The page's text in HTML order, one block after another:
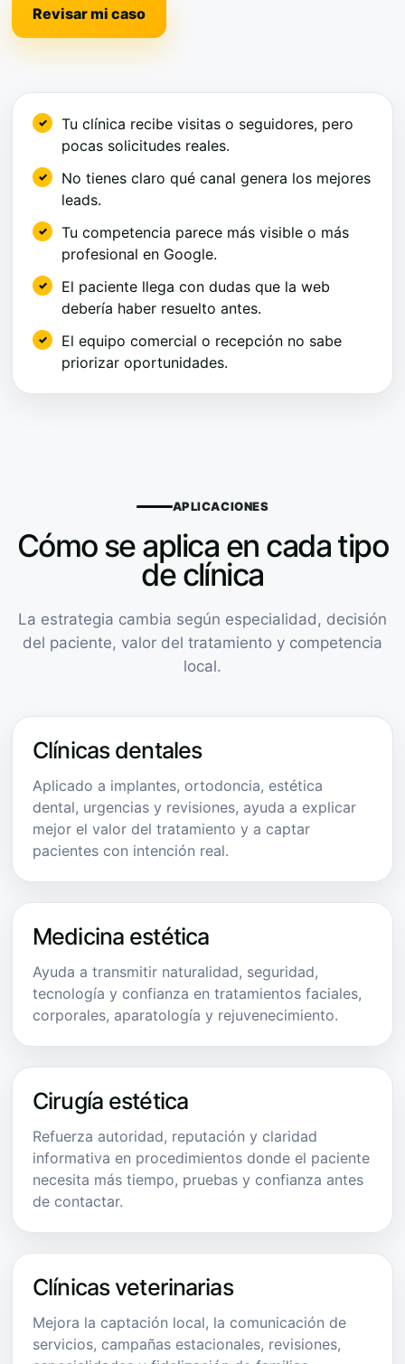
Revisar mi caso
Tu clínica recibe visitas o seguidores, pero
pocas solicitudes reales.
No tienes claro qué canal genera los mejores
leads.
Tu competencia parece más visible o más
profesional en Google.
El paciente llega con dudas que la web
debería haber resuelto antes.
El equipo comercial o recepción no sabe
priorizar oportunidades.
APLICACIONES
Cómo se aplica en cada tipo
de clínica
La estrategia cambia según especialidad, decisión
del paciente, valor del tratamiento y competencia
local.
Clínicas dentales
Aplicado a implantes, ortodoncia, estética
dental, urgencias y revisiones, ayuda a explicar
mejor el valor del tratamiento y a captar
pacientes con intención real.
Medicina estética
Ayuda a transmitir naturalidad, seguridad,
tecnología y confianza en tratamientos faciales,
corporales, aparatología y rejuvenecimiento.
Cirugía estética
Refuerza autoridad, reputación y claridad
informativa en procedimientos donde el paciente
necesita más tiempo, pruebas y confianza antes
de contactar.
Clínicas veterinarias
Mejora la captación local, la comunicación de
servicios, campañas estacionales, revisiones,